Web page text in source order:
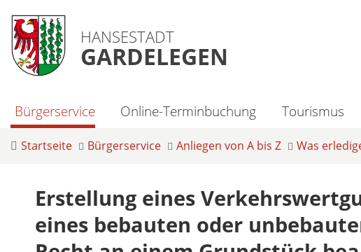
HANSESTADT
GARDELEGEN
Bürgerservice Online-Terminbuchung Tourismus
Startseite Bürgerservice Anliegen von A bis Z Was
Erstellung eines
eines bebauten oder